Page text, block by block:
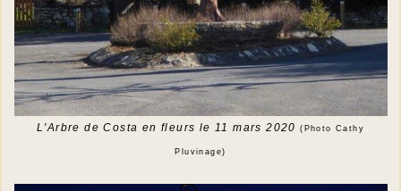
L'Arbre de Costa en fleurs le 11 mars 2020 (Photo Cathy
Pluvinage)